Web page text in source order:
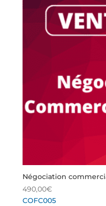
Négociation
490,00€
COFC005